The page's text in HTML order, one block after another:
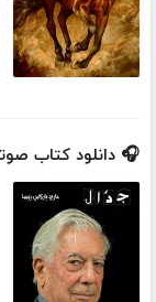
🎧 دانلود کتاب